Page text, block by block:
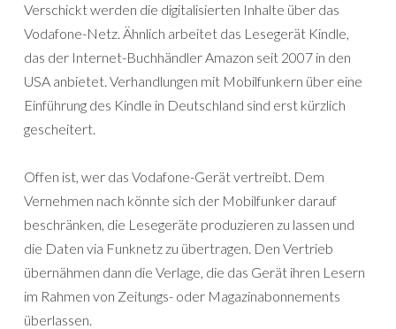
Verschickt werden die digitalisierten Inhalte über das
Vodafone-Netz. Ähnlich arbeitet das Lesegerät Kindle,
das der Internet-Buchhändler Amazon seit 2007 in den
USA anbietet. Verhandlungen mit Mobilfunkern über eine
Einführung des Kindle in Deutschland sind erst kürzlich
gescheitert.
Offen ist, wer das Vodafone-Gerät vertreibt. Dem
Vernehmen nach könnte sich der Mobilfunker darauf
beschränken, die Lesegeräte produzieren zu lassen und
die Daten via Funknetz zu übertragen. Den Vertrieb
übernähmen dann die Verlage, die das Gerät ihren Lesern
im Rahmen von Zeitungs- oder Magazinabonnements
überlassen.